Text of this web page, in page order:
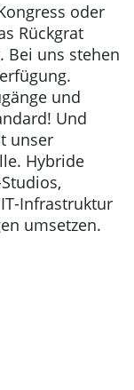
oder
Rückgrat
Bei uns stehen
und
Und
unser
Hybride
Infrastruktur
umsetzen.